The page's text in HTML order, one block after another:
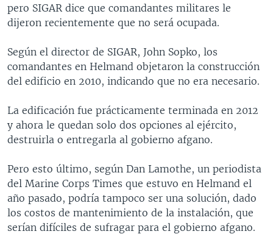
pero SIGAR dice que comandantes militares le
dijeron recientemente que no será ocupada.
Según el director de SIGAR, John Sopko, los
comandantes en Helmand objetaron la construcción
del edificio en 2010, indicando que no era necesario.
La edificación fue prácticamente terminada en 2012
y ahora le quedan solo dos opciones al ejército,
destruirla o entregarla al gobierno afgano.
Pero esto último, según Dan Lamothe, un periodista
del Marine Corps Times que estuvo en Helmand el
año pasado, podría tampoco ser una solución, dado
los costos de mantenimiento de la instalación, que
serían difíciles de sufragar para el gobierno afgano.